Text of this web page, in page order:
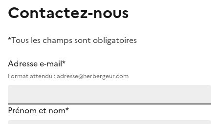
Contactez-nous
*Tous les champs sont obligatoires
Adresse e-mail*
Format attendu : adresse@herbergeur.com
Prénom et nom*